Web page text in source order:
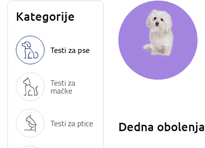
Kategorije
Testi za pse
Testi za
mačke
Testi za ptice Dedna obolenja